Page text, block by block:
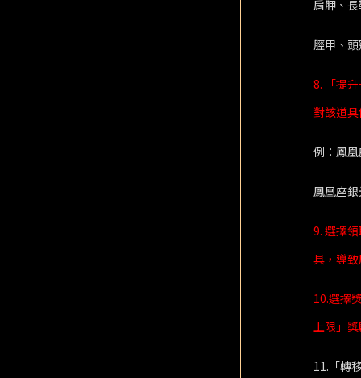
肩胛、
脛甲、
8. 「提
對該道
例：鳳
鳳凰座
9. 選擇
具，導
10.選擇
上限」
11.「轉